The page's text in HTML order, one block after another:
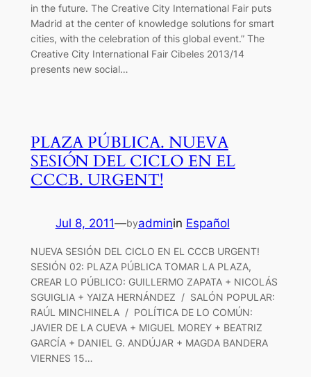
in the future. The Creative City International Fair puts
Madrid at the center of knowledge solutions for smart
cities, with the celebration of this global event.” The
Creative City International Fair Cibeles 2013/14
presents new social…
PLAZA PÚBLICA. NUEVA
SESIÓN DEL CICLO EN EL
CCCB. URGENT!
Jul 8, 2011—byadminin Español
NUEVA SESIÓN DEL CICLO EN EL CCCB URGENT!
SESIÓN 02: PLAZA PÚBLICA TOMAR LA PLAZA,
CREAR LO PÚBLICO: GUILLERMO ZAPATA + NICOLÁS
SGUIGLIA + YAIZA HERNÁNDEZ / SALÓN POPULAR:
RAÚL MINCHINELA / POLÍTICA DE LO COMÚN:
JAVIER DE LA CUEVA + MIGUEL MOREY + BEATRIZ
GARCÍA + DANIEL G. ANDÚJAR + MAGDA BANDERA
VIERNES 15…